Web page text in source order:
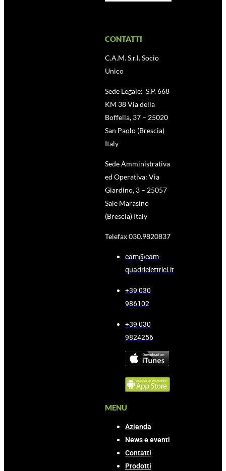
CONTATTI
C.A.M. S.r.l. Socio
Unico
Sede Legale: S.P. 668
KM 38 Via della
Boffella, 37 – 25020
San Paolo (Brescia)
Italy
Sede Amministrativa
ed Operativa: Via
Giardino, 3 – 25057
Sale Marasino
(Brescia) Italy
Telefax 030.9820837
cam@cam-
quadrielettrici.it
+39 030
986102
+39 030
9824256
MENU
Azienda
News e eventi
Contatti
Prodotti